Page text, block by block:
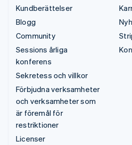
Kundberättelser
Blogg
Community
Sessions årliga
konferens
Sekretess och villkor
Förbjudna verksamheter
och verksamheter som
är föremål för
restriktioner
Licenser